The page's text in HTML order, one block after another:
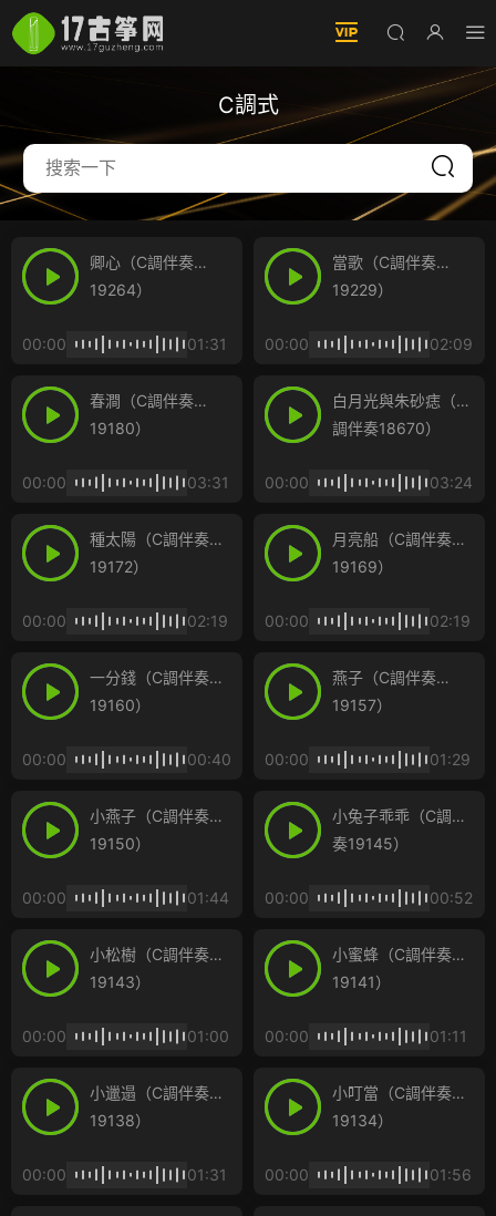
C調式
卿心（C調伴奏
19264）
00:00 01:31
當歌（C調伴奏
19229）
00:00 02:09
春澗（C調伴奏
19180）
00:00 03:31
白月光與朱砂痣（C
調伴奏18670）
00:00 03:24
種太陽（C調伴奏
19172）
00:00 02:19
月亮船（C調伴奏
19169）
00:00 02:19
一分錢（C調伴奏
19160）
00:00 00:40
燕子（C調伴奏
19157）
00:00 01:29
小燕子（C調伴奏
19150）
00:00 01:44
小兔子乖乖（C調伴
奏19145）
00:00 00:52
小松樹（C調伴奏
19143）
00:00 01:00
小蜜蜂（C調伴奏
19141）
00:00 01:11
小邋遢（C調伴奏
19138）
00:00 01:31
小叮當（C調伴奏
19134）
00:00 01:56